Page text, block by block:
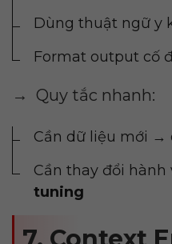
Dùng thuật ngữ y
Format output cố
→ Quy tắc nhanh:
Cần dữ liệu mới →
Cần thay đổi
tuning